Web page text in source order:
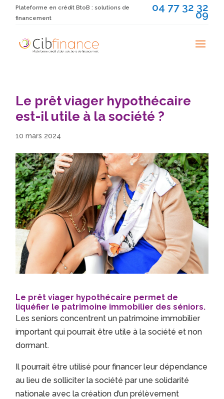
Plateforme en crédit BtoB : solutions de
financement
04 77 32 32
09
Le prêt viager hypothécaire
est-il utile à la société ?
10 mars 2024
Le prêt viager hypothécaire permet de
liquéfier le patrimoine immobilier des séniors.
Les seniors concentrent un patrimoine immobilier
important qui pourrait être utile à la société et non
dormant.
Il pourrait être utilisé pour financer leur dépendance
au lieu de solliciter la société par une solidarité
nationale avec la création d’un prélèvement